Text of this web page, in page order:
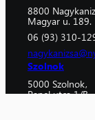
8800
Magyar u. 189.
06 (93) 310-
Szolnok
5000 Szolnok,
Panel utca 1/B